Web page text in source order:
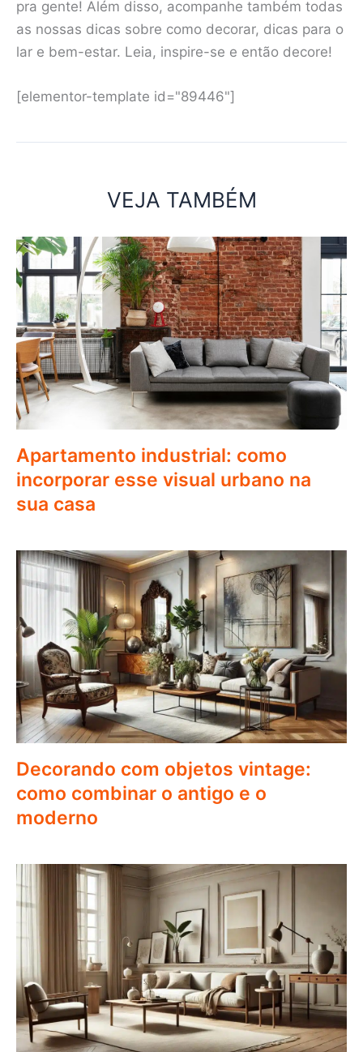
pra gente! Além disso, acompanhe também todas
as nossas dicas sobre como decorar, dicas para o
lar e bem-estar. Leia, inspire-se e então decore!
[elementor-template id="89446"]
VEJA TAMBÉM
Apartamento industrial: como
incorporar esse visual urbano na
sua casa
Decorando com objetos vintage:
como combinar o antigo e o
moderno